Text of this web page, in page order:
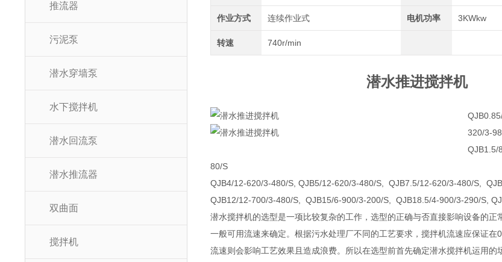
推流器
污泥泵
潜水穿墙泵
水下搅拌机
潜水回流泵
潜水推流器
双曲面
搅拌机
作业方式 连续作业式 电机功率 3KWkw
转速 740r/min
潜水推进搅拌机
320/3-
QJB1.5/
80/S
QJB4/12-620/3-480/S, QJB5/12-620/3-480/S, QJB7.5/12-620/3-480/S,
QJB12/12-700/3-480/S, QJB15/6-900/3-200/S, QJB18.5/4-900/3-290/S,
潜水搅拌机的选型是一项比较复杂的工作，选型的正确与否直接影响设备的
一般可用流速来确定。根据污水处理厂不同的工艺要求，搅拌机流速应保证
流速则会影响工艺效果且造成浪费。所以在选型前首先确定潜水搅拌机运用